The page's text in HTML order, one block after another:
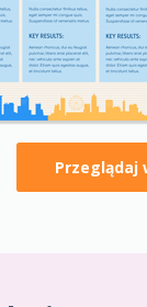
Przeglądaj